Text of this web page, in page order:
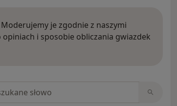
je zgodnie z naszymi
i sposobie obliczania gwiazdek
opiniach